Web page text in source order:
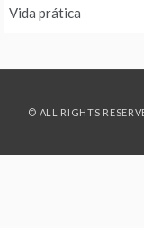
Vida prática
© ALL RIGHTS